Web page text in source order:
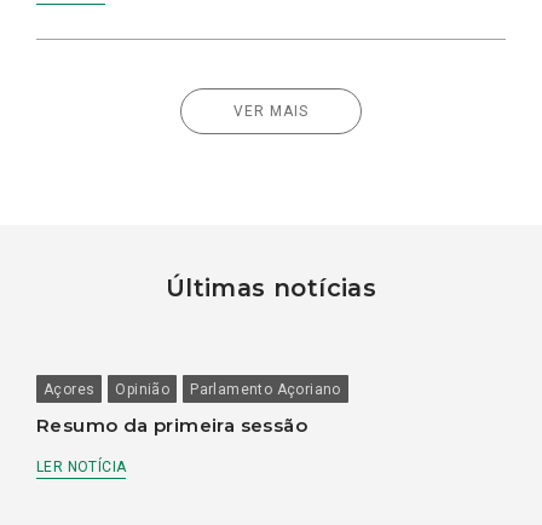
VER MAIS
Últimas notícias
Açores Opinião Parlamento Açoriano
Resumo da primeira sessão
LER NOTÍCIA